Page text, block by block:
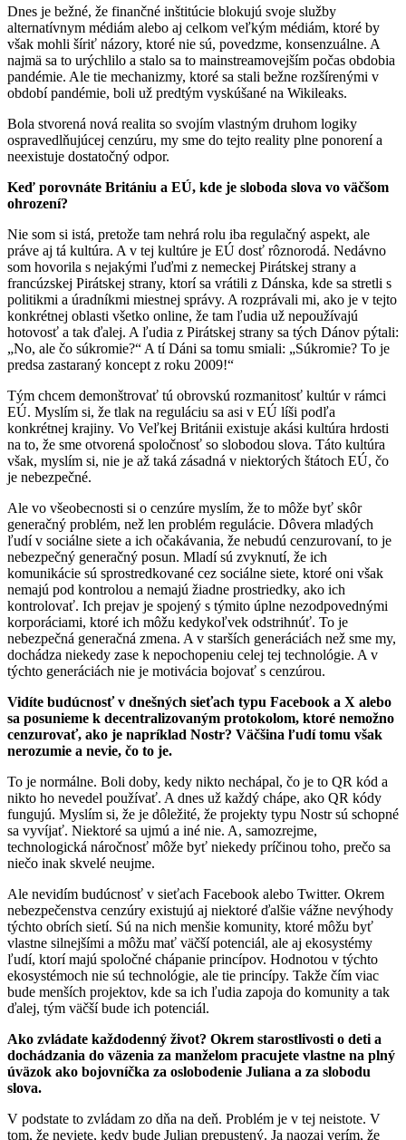
Dnes je bežné, že finančné inštitúcie blokujú svoje služby
alternatívnym médiám alebo aj celkom veľkým médiám, ktoré by
však mohli šíriť názory, ktoré nie sú, povedzme, konsenzuálne. A
najmä sa to urýchlilo a stalo sa to mainstreamovejším počas obdobia
pandémie. Ale tie mechanizmy, ktoré sa stali bežne rozšírenými v
období pandémie, boli už predtým vyskúšané na Wikileaks.
Bola stvorená nová realita so svojím vlastným druhom logiky
ospravedlňujúcej cenzúru, my sme do tejto reality plne ponorení a
neexistuje dostatočný odpor.
Keď porovnáte Britániu a EÚ, kde je sloboda slova vo väčšom
ohrození?
Nie som si istá, pretože tam nehrá rolu iba regulačný aspekt, ale
práve aj tá kultúra. A v tej kultúre je EÚ dosť rôznorodá. Nedávno
som hovorila s nejakými ľuďmi z nemeckej Pirátskej strany a
francúzskej Pirátskej strany, ktorí sa vrátili z Dánska, kde sa stretli s
politikmi a úradníkmi miestnej správy. A rozprávali mi, ako je v tejto
konkrétnej oblasti všetko online, že tam ľudia už nepoužívajú
hotovosť a tak ďalej. A ľudia z Pirátskej strany sa tých Dánov pýtali:
„No, ale čo súkromie?“ A tí Dáni sa tomu smiali: „Súkromie? To je
predsa zastaraný koncept z roku 2009!“
Tým chcem demonštrovať tú obrovskú rozmanitosť kultúr v rámci
EÚ. Myslím si, že tlak na reguláciu sa asi v EÚ líši podľa
konkrétnej krajiny. Vo Veľkej Británii existuje akási kultúra hrdosti
na to, že sme otvorená spoločnosť so slobodou slova. Táto kultúra
však, myslím si, nie je až taká zásadná v niektorých štátoch EÚ, čo
je nebezpečné.
Ale vo všeobecnosti si o cenzúre myslím, že to môže byť skôr
generačný problém, než len problém regulácie. Dôvera mladých
ľudí v sociálne siete a ich očakávania, že nebudú cenzurovaní, to je
nebezpečný generačný posun. Mladí sú zvyknutí, že ich
komunikácie sú sprostredkované cez sociálne siete, ktoré oni však
nemajú pod kontrolou a nemajú žiadne prostriedky, ako ich
kontrolovať. Ich prejav je spojený s týmito úplne nezodpovednými
korporáciami, ktoré ich môžu kedykoľvek odstrihnúť. To je
nebezpečná generačná zmena. A v starších generáciách než sme my,
dochádza niekedy zase k nepochopeniu celej tej technológie. A v
týchto generáciách nie je motivácia bojovať s cenzúrou.
Vidíte budúcnosť v dnešných sieťach typu Facebook a X alebo
sa posunieme k decentralizovaným protokolom, ktoré nemožno
cenzurovať, ako je napríklad Nostr? Väčšina ľudí tomu však
nerozumie a nevie, čo to je.
To je normálne. Boli doby, kedy nikto nechápal, čo je to QR kód a
nikto ho nevedel používať. A dnes už každý chápe, ako QR kódy
fungujú. Myslím si, že je dôležité, že projekty typu Nostr sú schopné
sa vyvíjať. Niektoré sa ujmú a iné nie. A, samozrejme,
technologická náročnosť môže byť niekedy príčinou toho, prečo sa
niečo inak skvelé neujme.
Ale nevidím budúcnosť v sieťach Facebook alebo Twitter. Okrem
nebezpečenstva cenzúry existujú aj niektoré ďalšie vážne nevýhody
týchto obrích sietí. Sú na nich menšie komunity, ktoré môžu byť
vlastne silnejšími a môžu mať väčší potenciál, ale aj ekosystémy
ľudí, ktorí majú spoločné chápanie princípov. Hodnotou v týchto
ekosystémoch nie sú technológie, ale tie princípy. Takže čím viac
bude menších projektov, kde sa ich ľudia zapoja do komunity a tak
ďalej, tým väčší bude ich potenciál.
Ako zvládate každodenný život? Okrem starostlivosti o deti a
dochádzania do väzenia za manželom pracujete vlastne na plný
úväzok ako bojovníčka za oslobodenie Juliana a za slobodu
slova.
V podstate to zvládam zo dňa na deň. Problém je v tej neistote. V
tom, že neviete, kedy bude Julian prepustený. Ja naozaj verím, že